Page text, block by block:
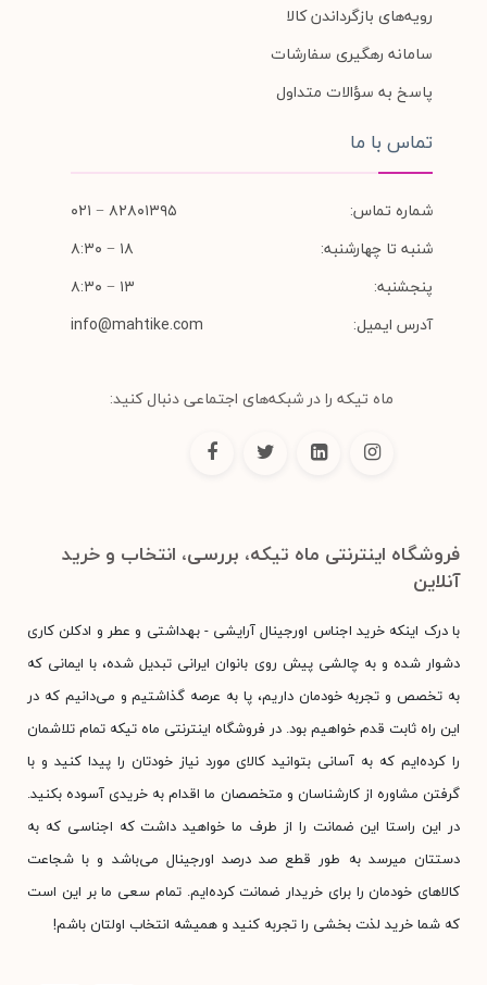
رویه‌های بازگرداندن کالا
سامانه رهگیری سفارشات
پاسخ به سؤالات متداول
تماس با ما
شماره تماس:
۸۲۸۰۱۳۹۵ − ۰۲۱
شنبه تا چهارشنبه:
۱۸ − ۸:۳۰
پنجشنبه:
۱۳ − ۸:۳۰
آدرس ایمیل:
info@mahtike.com
ماه تیکه را در شبکه‌های اجتماعی دنبال کنید:
فروشگاه اینترنتی ماه تیکه، بررسی، انتخاب و خرید
آنلاین
با درک اینکه خرید اجناس اورجینال آرایشی - بهداشتی و عطر و ادکلن کاری
دشوار شده و به چالشی پیش روی بانوان ایرانی تبدیل شده، با ایمانی که
به تخصص و تجربه خودمان داریم، پا به عرصه گذاشتیم و می‌دانیم که در
این راه ثابت قدم خواهیم بود. در فروشگاه اینترنتی ماه تیکه تمام تلاشمان
را کرده‌ایم که به آسانی بتوانید کالای مورد نیاز خودتان را پیدا کنید و با
گرفتن مشاوره از کارشناسان و متخصصان ما اقدام به خریدی آسوده بکنید.
در این راستا این ضمانت را از طرف ما خواهید داشت که اجناسی که به
دستتان میرسد به طور قطع صد درصد اورجینال می‌باشد و با شجاعت
کالاهای خودمان را برای خریدار ضمانت کرده‌ایم. تمام سعی ما بر این است
که شما خرید لذت بخشی را تجربه کنید و همیشه انتخاب اولتان باشم!